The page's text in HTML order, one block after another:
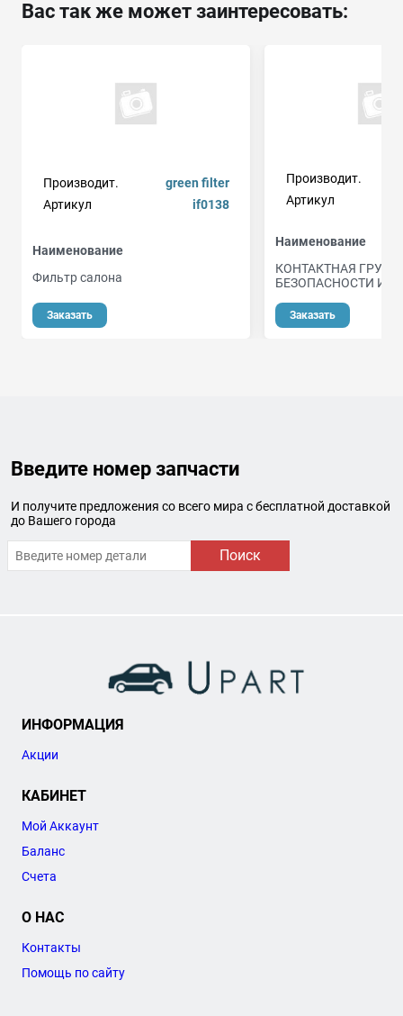
Вас так же может заинтересовать:
Производит.
green filter
Артикул
if0138
Наименование
Фильтр салона
Заказать
Производит.
Артикул
Наименование
КОНТАКТНАЯ
БЕЗОПАСНОСТИ И
Заказать
Введите номер запчасти
И получите предложения со всего мира с бесплатной доставкой
до Вашего города
Поиск
ИНФОРМАЦИЯ
Акции
КАБИНЕТ
Мой Аккаунт
Баланс
Счета
О НАС
Контакты
Помощь по сайту